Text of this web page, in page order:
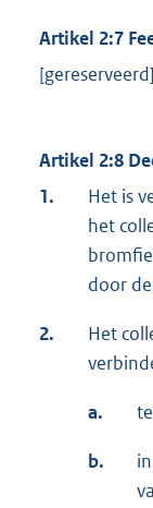
Artikel 2:7
[gereserveerd]
Artikel 2:8
1.
Het is
het
door
2.
Het
a.
b.